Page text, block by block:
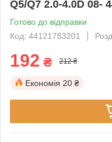
Q5/Q7 2.0-4.0D 08-
Готово до відправки
Код: 44121783201
192 ₴ 212 ₴
Економія 20 ₴